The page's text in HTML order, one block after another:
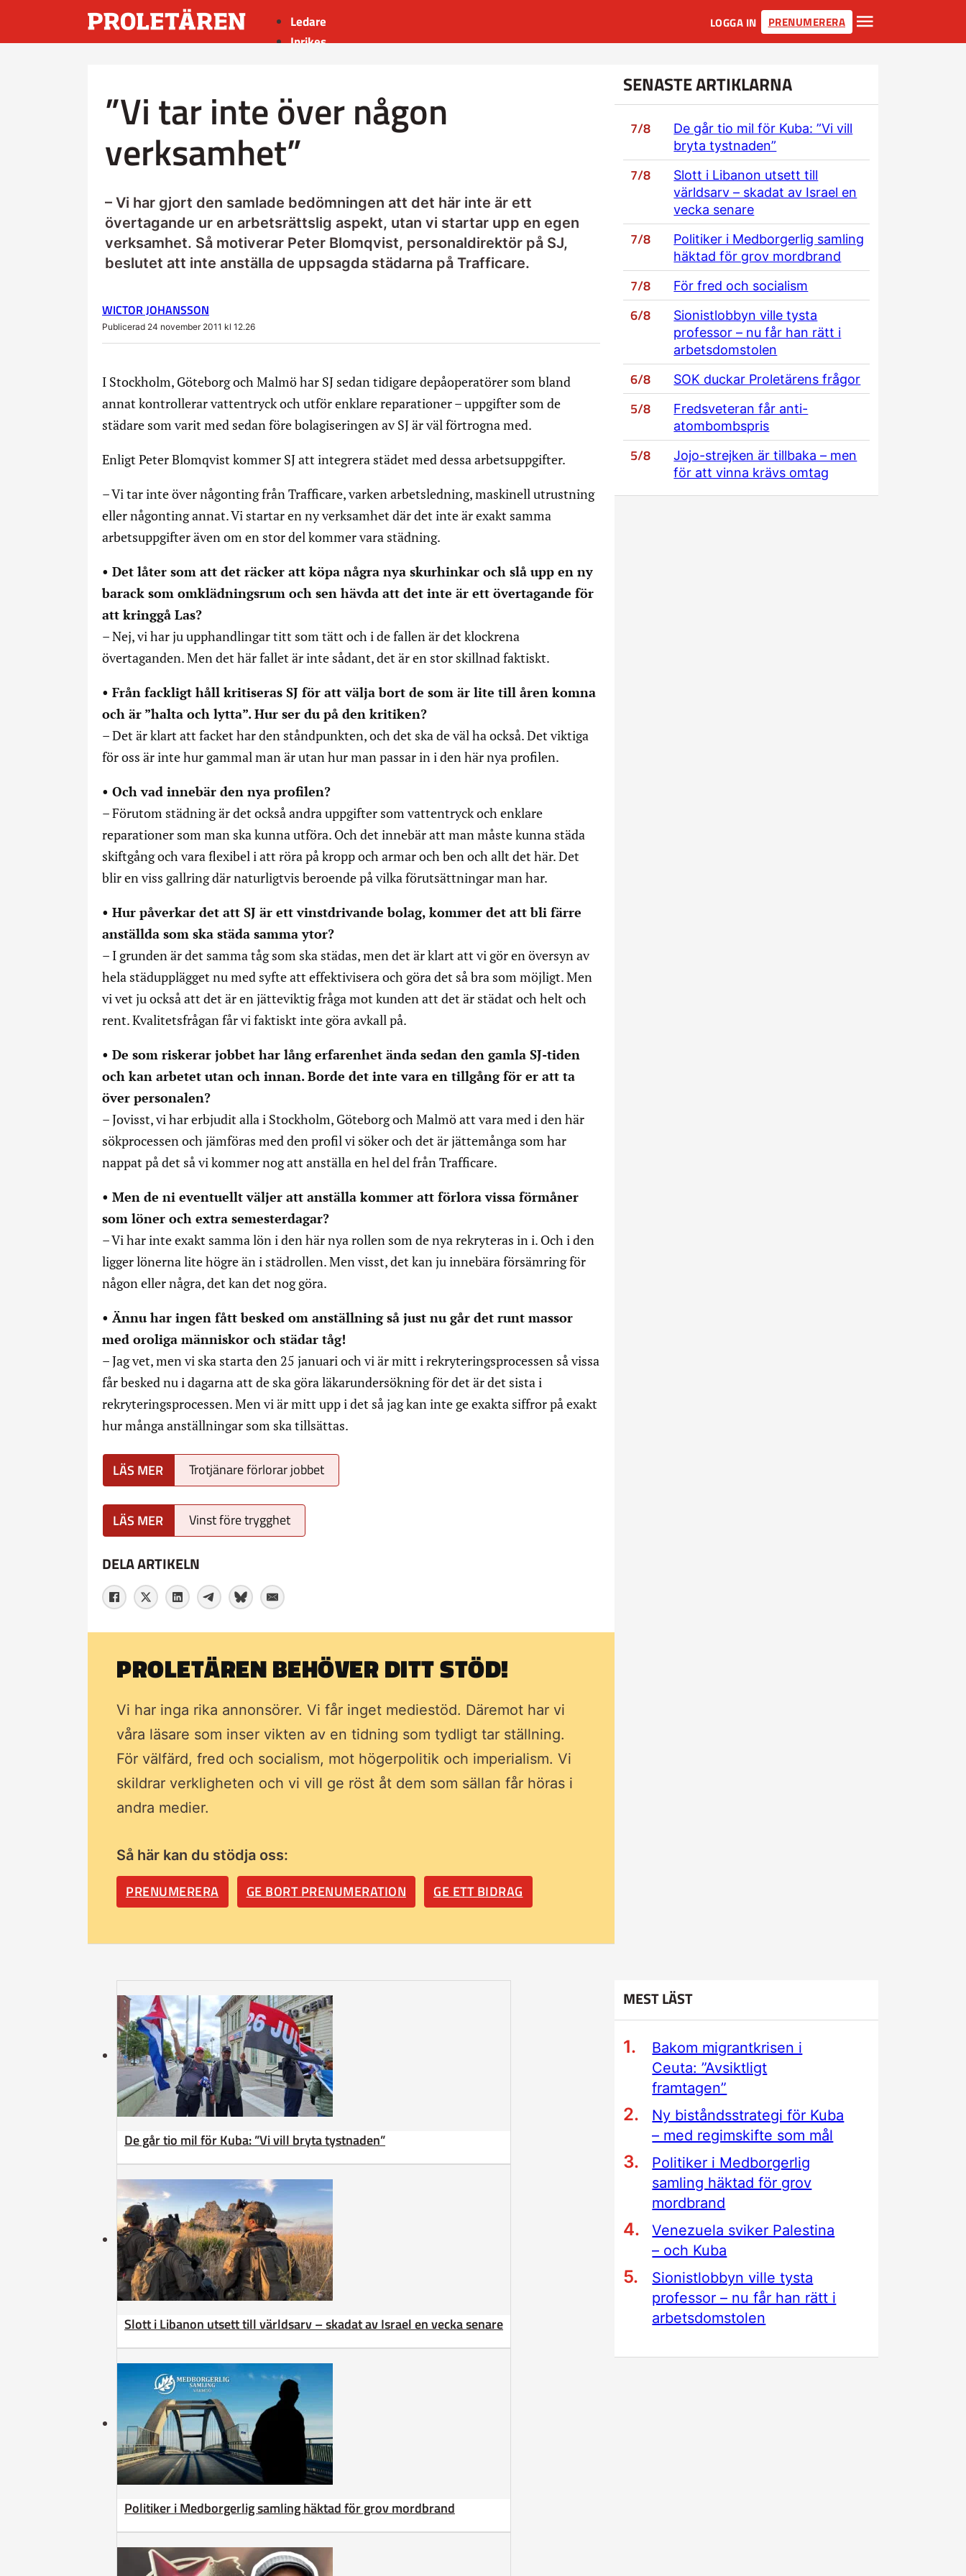
Ledare
Inrikes
Sport
Insänt
LOGGA IN PRENUMERERA
”Vi tar inte över någon
verksamhet”
– Vi har gjort den samlade bedömningen att det här inte är ett
övertagande ur en arbetsrättslig aspekt, utan vi startar upp en egen
verksamhet. Så motiverar Peter Blomqvist, personaldirektör på SJ,
beslutet att inte anställa de uppsagda städarna på Trafficare.
WICTOR JOHANSSON
Publicerad 24 november 2011 kl 12.26
I Stockholm, Göteborg och Malmö har SJ sedan tidigare depåoperatörer som bland
annat kontrollerar vattentryck och utför enklare reparationer – uppgifter som de
städare som varit med sedan före bolagiseringen av SJ är väl förtrogna med.
Enligt Peter Blomqvist kommer SJ att integrera städet med dessa arbetsuppgifter.
– Vi tar inte över någonting från Trafficare, varken arbetsledning, maskinell utrustning
eller någonting annat. Vi startar en ny verksamhet där det inte är exakt samma
arbetsuppgifter även om en stor del kommer vara städning.
• Det låter som att det räcker att köpa några nya skurhinkar och slå upp en ny
barack som omklädningsrum och sen hävda att det inte är ett övertagande för
att kringgå Las?
– Nej, vi har ju upphandlingar titt som tätt och i de fallen är det klockrena
övertaganden. Men det här fallet är inte sådant, det är en stor skillnad faktiskt.
• Från fackligt håll kritiseras SJ för att välja bort de som är lite till åren komna
och är ”halta och lytta”. Hur ser du på den kritiken?
– Det är klart att facket har den ståndpunkten, och det ska de väl ha också. Det viktiga
för oss är inte hur gammal man är utan hur man passar in i den här nya profilen.
• Och vad innebär den nya profilen?
– Förutom städning är det också andra uppgifter som vattentryck och enklare
reparationer som man ska kunna utföra. Och det innebär att man måste kunna städa
skiftgång och vara flexibel i att röra på kropp och armar och ben och allt det här. Det
blir en viss gallring där naturligtvis beroende på vilka förutsättningar man har.
• Hur påverkar det att SJ är ett vinstdrivande bolag, kommer det att bli färre
anställda som ska städa samma ytor?
– I grunden är det samma tåg som ska städas, men det är klart att vi gör en översyn av
hela städupplägget nu med syfte att effektivisera och göra det så bra som möjligt. Men
vi vet ju också att det är en jätteviktig fråga mot kunden att det är städat och helt och
rent. Kvalitetsfrågan får vi faktiskt inte göra avkall på.
• De som riskerar jobbet har lång erfarenhet ända sedan den gamla SJ-tiden
och kan arbetet utan och innan. Borde det inte vara en tillgång för er att ta
över personalen?
– Jovisst, vi har erbjudit alla i Stockholm, Göteborg och Malmö att vara med i den här
sökprocessen och jämföras med den profil vi söker och det är jättemånga som har
nappat på det så vi kommer nog att anställa en hel del från Trafficare.
• Men de ni eventuellt väljer att anställa kommer att förlora vissa förmåner
som löner och extra semesterdagar?
– Vi har inte exakt samma lön i den här nya rollen som de nya rekryteras in i. Och i den
ligger lönerna lite högre än i städrollen. Men visst, det kan ju innebära försämring för
någon eller några, det kan det nog göra.
• Ännu har ingen fått besked om anställning så just nu går det runt massor
med oroliga människor och städar tåg!
– Jag vet, men vi ska starta den 25 januari och vi är mitt i rekryteringsprocessen så vissa
får besked nu i dagarna att de ska göra läkarundersökning för det är det sista i
rekryteringsprocessen. Men vi är mitt upp i det så jag kan inte ge exakta siffror på exakt
hur många anställningar som ska tillsättas.
Trotjänare förlorar jobbet
Vinst före trygghet
DELA ARTIKELN
PROLETÄREN BEHÖVER DITT STÖD!
Vi har inga rika annonsörer. Vi får inget mediestöd. Däremot har vi
våra läsare som inser vikten av en tidning som tydligt tar ställning.
För välfärd, fred och socialism, mot högerpolitik och imperialism. Vi
skildrar verkligheten och vi vill ge röst åt dem som sällan får höras i
andra medier.
Så här kan du stödja oss:
PRENUMERERA GE BORT PRENUMERATION GE ETT BIDRAG
SENASTE ARTIKLARNA
7/8
De går tio mil för Kuba: ”Vi vill
bryta tystnaden”
7/8
Slott i Libanon utsett till
världsarv – skadat av Israel en
vecka senare
7/8
Politiker i Medborgerlig samling
häktad för grov mordbrand
7/8 För fred och socialism
6/8
Sionistlobbyn ville tysta
professor – nu får han rätt i
arbetsdomstolen
6/8 SOK duckar Proletärens frågor
5/8
Fredsveteran får anti-
atombombspris
5/8
Jojo-strejken är tillbaka – men
för att vinna krävs omtag
De går tio mil för Kuba: ”Vi vill bryta tystnaden”
Slott i Libanon utsett till världsarv – skadat av Israel en vecka senare
Politiker i Medborgerlig samling häktad för grov mordbrand
MEST LÄST
Bakom migrantkrisen i
Ceuta: ”Avsiktligt
framtagen”
Ny biståndsstrategi för Kuba
– med regimskifte som mål
Politiker i Medborgerlig
samling häktad för grov
mordbrand
Venezuela sviker Palestina
– och Kuba
Sionistlobbyn ville tysta
professor – nu får han rätt i
arbetsdomstolen